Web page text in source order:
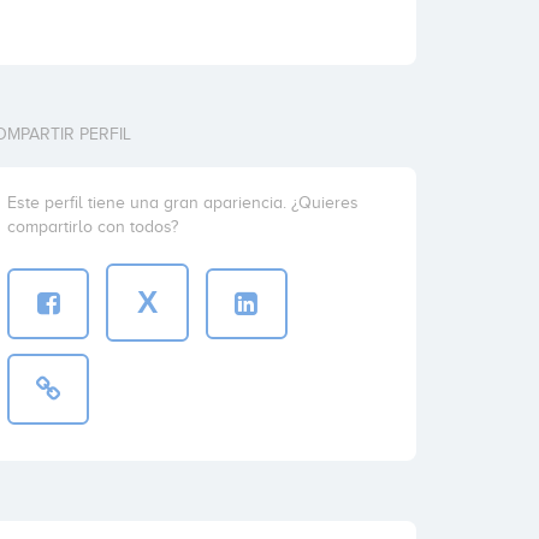
PERFIL
Este perfil tiene una gran apariencia. ¿Quieres
compartirlo con todos?
X